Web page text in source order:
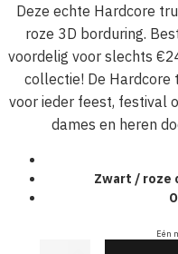
Deze echte Hardcore
roze 3D borduring.
voordelig voor slechts
collectie! De Hardcore
voor ieder feest, festival
dames en heren
Zwart / roze
Eén